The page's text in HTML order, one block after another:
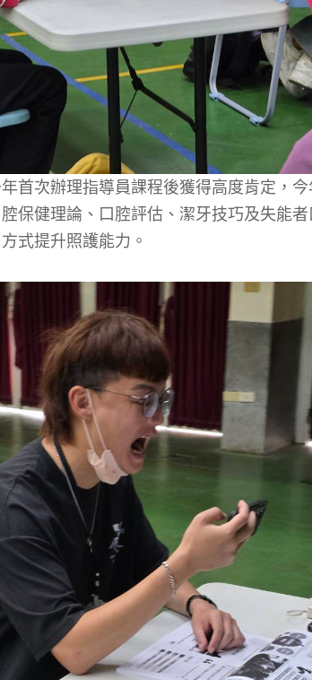
首次辦理指導員課程後獲得高度肯定，
保健理論、口腔評估、潔牙技巧及失能
式提升照護能力。